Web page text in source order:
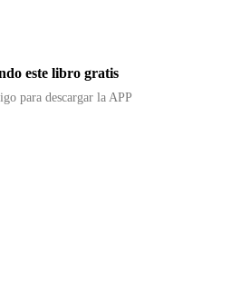
este libro gratis
para descargar la APP